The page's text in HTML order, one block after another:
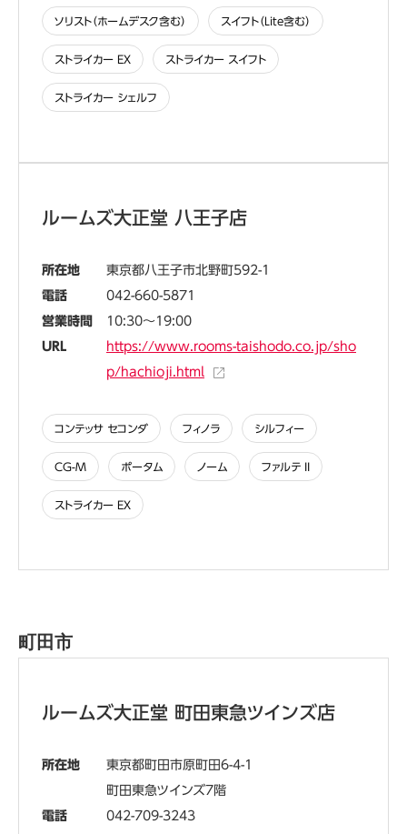
ソリスト（ホームデスク含む） スイフト（Lite含む）
ストライカー EX ストライカー スイフト
ストライカー シェルフ
ルームズ大正堂 八王子店
所在地
東京都八王子市北野町592-1
電話
042-660-5871
営業時間
10:30～19:00
URL
https://www.rooms-taishodo.co.jp/sho
p/hachioji.html
コンテッサ セコンダ フィノラ シルフィー
CG-M ポータム ノーム ファルテ II
ストライカー EX
町田市
ルームズ大正堂 町田東急ツインズ店
所在地
東京都町田市原町田6-4-1
町田東急ツインズ7階
電話
042-709-3243